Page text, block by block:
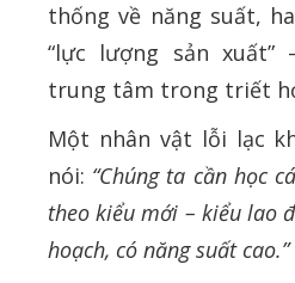
thống về năng suất,
“lực lượng sản
trung tâm trong triết
Một nhân vật lỗi lạc
nói: “Chúng ta cần học
theo kiểu mới – kiểu lao
hoạch, có năng suất cao.”